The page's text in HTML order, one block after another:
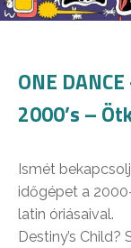
ONE
2000’s –
Ismét
időgépet a
latin óriásaival.
Destiny’s Child?